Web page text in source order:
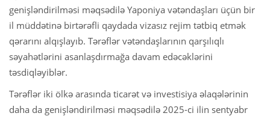
genişləndirilməsi məqsədilə Yaponiya vətəndaşları üçün bir
il müddətinə birtərəfli qaydada vizasız rejim tətbiq etmək
qərarını alqışlayıb. Tərəflər vətəndaşlarının qarşılıqlı
səyahətlərini asanlaşdırmağa davam edəcəklərini
təsdiqləyiblər.
Tərəflər iki ölkə arasında ticarət və investisiya əlaqələrinin
daha da genişləndirilməsi məqsədilə 2025-ci ilin sentyabr